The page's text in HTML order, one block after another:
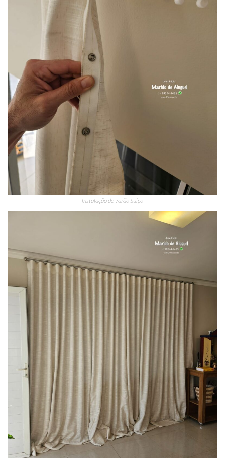
Instalação de Varão Suíço